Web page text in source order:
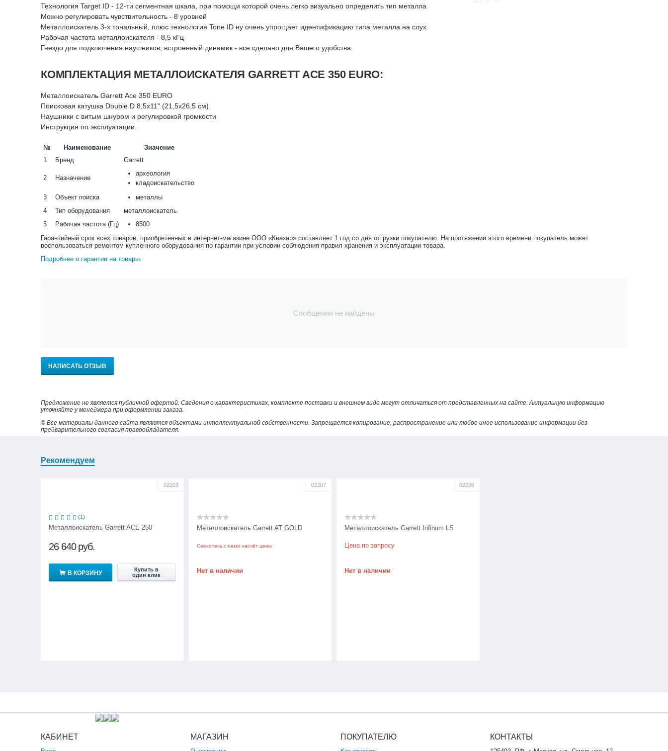
Технология Target ID - 12-ти сегментная шкала, при помощи которой очень легко визуально определить тип металла
Можно регулировать чувствительность - 8 уровней
Металлоискатель 3-х тональный, плюс технология Tone ID ну очень упрощает идентификацию типа металла на слух
Рабочая частота металлоискателя - 8,5 кГц
Гнездо для подключения наушников, встроенный динамик - все сделано для Вашего удобства.
КОМПЛЕКТАЦИЯ МЕТАЛЛОИСКАТЕЛЯ GARRETT ACE 350 EURO:
Металлоискатель Garrett Асе 350 EURO
Поисковая катушка Double D 8,5х11" (21,5х26,5 см)
Наушники с витым шнуром и регулировкой громкости
Инструкция по эксплуатации.
№ Наименование
Значение
1
Бренд Garrett
2 Назначение
археология
кладоискательство
3
Объект поиска
металлы
4
Тип оборудования
металлоискатель
5
Рабочая частота (Гц)
8500
Гарантийный срок всех товаров, приобретённых в интернет-магазине ООО «Квазар» составляет 1 год со дня отгрузки покупателю. На протяжении этого времени покупатель может
воспользоваться ремонтом купленного оборудования по гарантии при условии соблюдения правил хранения и эксплуатации товара.
Подробнее о гарантии на товары
Сообщения не найдены
НАПИСАТЬ ОТЗЫВ
Предложение не является публичной офертой. Сведения о характеристиках, комплекте поставки и внешнем виде могут отличаться от представленных на сайте. Актуальную информацию
уточняйте у менеджера при оформлении заказа.
© Все материалы данного сайта являются объектами интеллектуальной собственности. Запрещается копирование, распространение или любое иное использование информации без
предварительного согласия правообладателя.
Рекомендуем
02203
(1)
Металлоискатель Garrett ACE 250
26 640 руб.
В КОРЗИНУ
Купить в
один клик
02207
Металлоискатель Garrett AT GOLD
Свяжитесь с нами насчёт цены
Нет в наличии
02208
Металлоискатель Garrett Infinum LS
Цена по запросу
Нет в наличии
КАБИНЕТ МАГАЗИН ПОКУПАТЕЛЮ КОНТАКТЫ